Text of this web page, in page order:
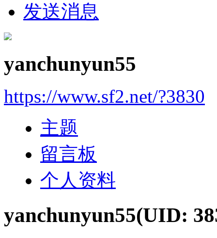
发送消息
yanchunyun55
https://www.sf2.net/?3830
主题
留言板
个人资料
yanchunyun55(UID: